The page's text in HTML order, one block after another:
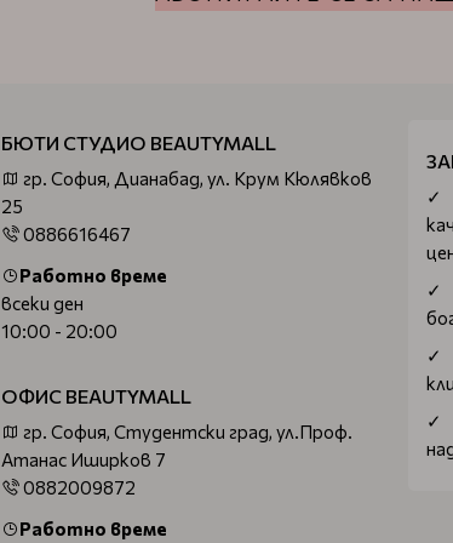
БЮТИ СТУДИО BEAUTYMALL
гр. София, Дианабад, ул. Крум Кюлявков
25
0886616467
Работно време
всеки ден
10:00 - 20:00
ОФИС BEAUTYMALL
гр. София, Студентски град, ул.Проф.
Атанас Иширков 7
0882009872
Работно време